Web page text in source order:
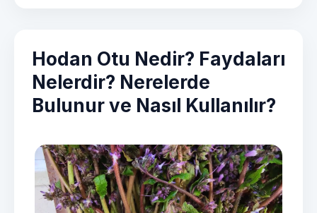
Hodan Otu Nedir? Faydaları
Nelerdir? Nerelerde
Bulunur ve Nasıl Kullanılır?